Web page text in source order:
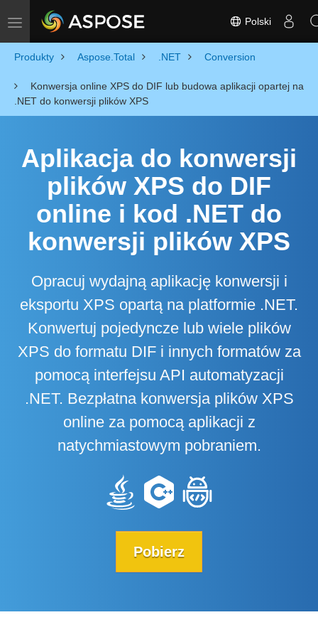
Toggle navigation Polski
Produkty Aspose.Total .NET Conversion
Konwersja online XPS do DIF lub budowa aplikacji opartej na
.NET do konwersji plików XPS
Aplikacja do konwersji
plików XPS do DIF
online i kod .NET do
konwersji plików XPS
Opracuj wydajną aplikację konwersji i
eksportu XPS opartą na platformie .NET.
Konwertuj pojedyncze lub wiele plików
XPS do formatu DIF i innych formatów za
pomocą interfejsu API automatyzacji
.NET. Bezpłatna konwersja plików XPS
online za pomocą aplikacji z
natychmiastowym pobraniem.
Pobierz